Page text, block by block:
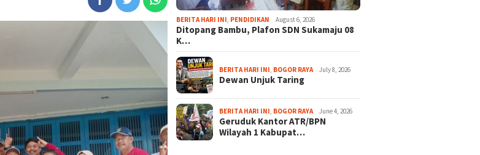
BERITA HARI INI PENDIDIKAN August 6, 2026
Ditopang Bambu, Plafon SDN Sukamaju 08
K…
BERITA HARI INI BOGOR RAYA July 8, 2026
Dewan Unjuk Taring
BERITA HARI INI BOGOR RAYA June 4, 2026
Geruduk Kantor ATR/BPN
Wilayah 1 Kabupat…